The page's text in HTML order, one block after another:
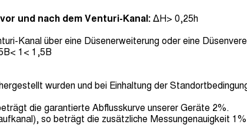
und nach dem Venturi-Kanal: ΔH> 0,25h
Kanal über eine Düsenerweiterung oder eine
1< 1,5B
wurden und bei Einhaltung der
die garantierte Abflusskurve unserer Geräte 2%.
so beträgt die zusätzliche Messungenauigkeit